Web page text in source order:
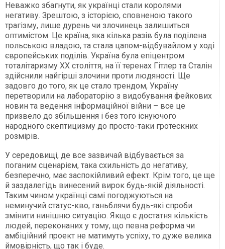
Неважко збагнути, як українці стали королями
негативу. Зрештою, з історією, сповненою такого
трагізму, лише дурень чи злочинець залишиться
оптимістом. Це країна, яка кілька разів була поділена
польською владою, та стала цапом-відбувайлом у ході
європейських поділів. Україна була епіцентром
тоталітаризму XX століття, на її теренах Гітлер та Сталін
здійснили найгірші злочини проти людяності. Ще
задовго до того, як це стало трендом, Україну
перетворили на лабораторію з видобування фейкових
новин та ведення інформаційної війни – все це
призвело до збільшення і без того існуючого
народного скептицизму до просто-таки гротескних
розмірів.
У середовищі, де все зазвичай відбувається за
поганим сценарієм, така схильність до негативу,
безперечно, має заспокійливий ефект. Крім того, це ще
й заздалегідь винесений вирок будь-якій діяльності.
Таким чином українці самі погоджуються на
неминучий статус-кво, ганьблячи будь-які спроби
змінити нинішню ситуацію. Якщо є достатня кількість
людей, переконаних у тому, що певна реформа чи
амбіційний проект не матимуть успіху, то дуже велика
ймовірність, що так і буде.